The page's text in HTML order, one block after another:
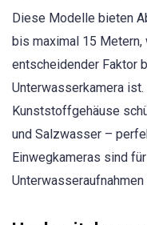
Diese Modelle bieten
bis maximal 15
entscheidender Faktor
Unterwasserkamera
Kunststoffgehäuse
und Salzwasser –
Einwegkameras sind